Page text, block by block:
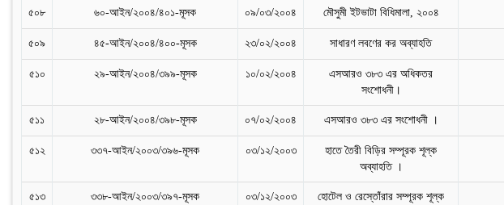
৫০৮ ৬০-আইন/২০০৪/৪০১-মূসক ০৯/০৩/২০০৪ মৌসুমী ইটভাটা বিধিমালা, ২০০৪
৫০৯ ৪৫-আইন/২০০৪/৪০০-মূসক ২৩/০২/২০০৪ সাধারণ লবণের কর অব্যাহতি
৫১০ ২৯-আইন/২০০৪/৩৯৯-মূসক ১০/০২/২০০৪
এসআরও ৩৮৩ এর অধিকতর
সংশোধনী।
৫১১ ২৮-আইন/২০০৪/৩৯৮-মূসক ০৭/০২/২০০৪ এসআরও ৩৮৩ এর সংশোধনী ।
৫১২ ৩৩৭-আইন/২০০৩/৩৯৬-মূসক ০৩/১২/২০০৩
হাতে তৈরী বিড়ির সম্পূরক শূল্ক
অব্যাহতি ।
৫১৩ ৩৩৮-আইন/২০০৩/৩৯৭-মূসক ০৩/১২/২০০৩
হোটেল ও রেস্তোঁরার সম্পূরক শূল্ক